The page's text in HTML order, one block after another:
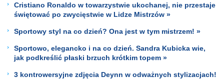
Cristiano Ronaldo w towarzystwie ukochanej, nie przestaje
świętować po zwycięstwie w Lidze Mistrzów »
Sportowy styl na co dzień? Ona jest w tym mistrzem! »
Sportowo, elegancko i na co dzień. Sandra Kubicka wie,
jak podkreślić płaski brzuch krótkim topem »
3 kontrowersyjne zdjęcia Deynn w odważnych stylizacjach!